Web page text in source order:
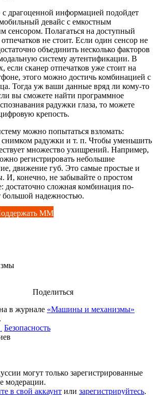
с драгоценной информацией подойдет
девайс с емкостным
сенсором. Полагаться на доступный
не стоит. Если один сенсор не
объединить несколько факторов
систему аутентификации. В
если сканер отпечатков уже стоит на
этого можно достичь комбинацией с
Тогда уж ваши данные вряд ли кому-то
вы сможете найти программное
радужки глаза, то можете
крепость.
можно попытаться взломать:
радужки и т. п. Чтобы уменьшить
множество ухищрений. Например,
регистрировать небольшие
движение губ. Это самые простые и
И, конечно, не забывайте о простом
достаточно сложная комбинация по-
большой надежностью.
ММ
Поделиться
в журнале «Машины и механизмы»
.
Безопасность
могут только зарегистрированные
модерации.
в свой аккаунт или зарегистрируйтесь.